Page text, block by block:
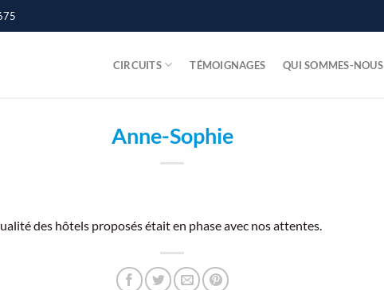
CIRCUITS TÉMOIGNAGES QUI SOMMES-NOUS
Anne-Sophie
des hôtels proposés était en phase avec nos attentes.